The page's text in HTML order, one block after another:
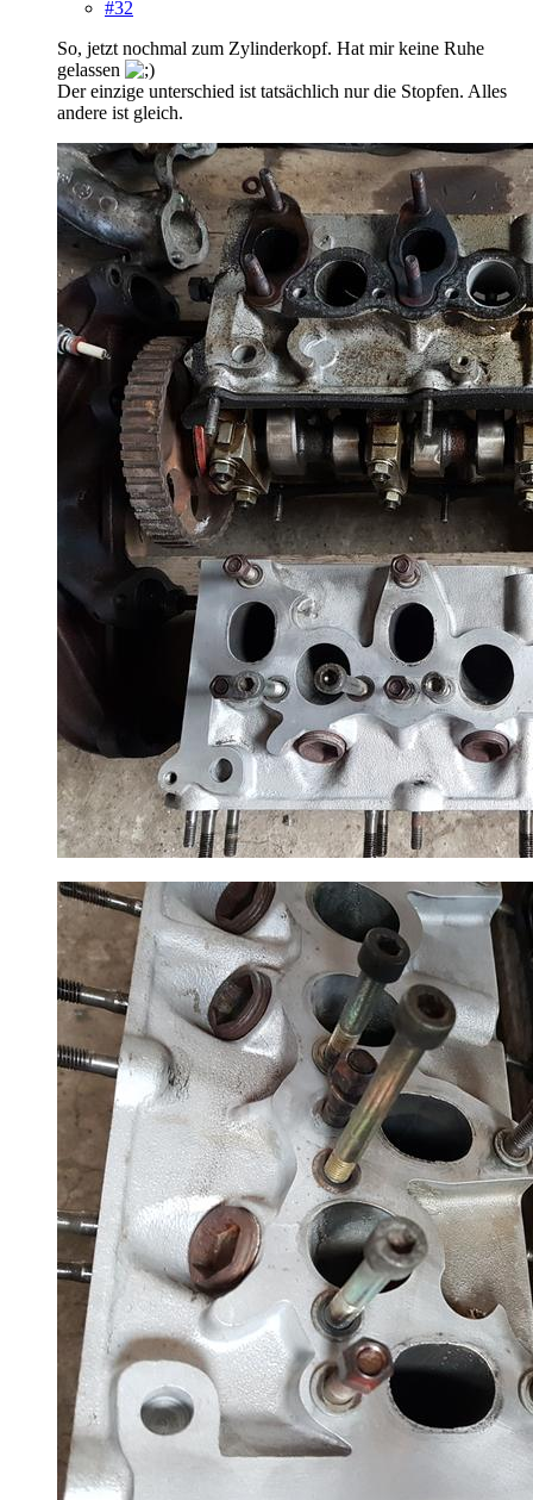
#32
So, jetzt nochmal zum Zylinderkopf. Hat mir keine Ruhe
gelassen
Der einzige unterschied ist tatsächlich nur die Stopfen. Alles
andere ist gleich.